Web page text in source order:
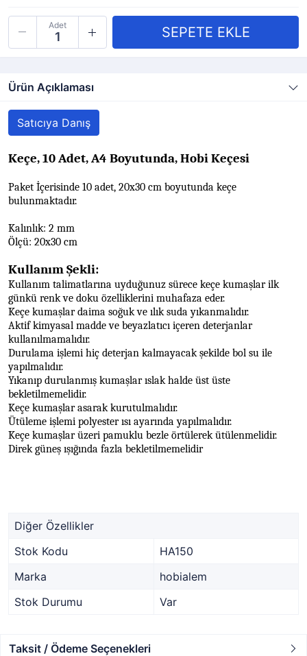
Adet
Ürün Açıklaması
Satıcıya Danış
Keçe, 10 Adet, A4 Boyutunda, Hobi Keçesi
Paket İçerisinde 10 adet, 20x30 cm boyutunda keçe
bulunmaktadır.
Kalınlık: 2 mm
Ölçü: 20x30 cm
Kullanım Şekli:
Kullanım talimatlarına uyduğunuz sürece keçe kumaşlar ilk
günkü renk ve doku özelliklerini muhafaza eder.
Keçe kumaşlar daima soğuk ve ılık suda yıkanmalıdır.
Aktif kimyasal madde ve beyazlatıcı içeren deterjanlar
kullanılmamalıdır.
Durulama işlemi hiç deterjan kalmayacak şekilde bol su ile
yapılmalıdır.
Yıkanıp durulanmış kumaşlar ıslak halde üst üste
bekletilmemelidir.
Keçe kumaşlar asarak kurutulmalıdır.
Ütüleme işlemi polyester ısı ayarında yapılmalıdır.
Keçe kumaşlar üzeri pamuklu bezle örtülerek ütülenmelidir.
Direk güneş ışığında fazla bekletilmemelidir
Diğer Özellikler
Stok Kodu
HA150
Marka
hobialem
Stok Durumu
Var
Taksit / Ödeme Seçenekleri